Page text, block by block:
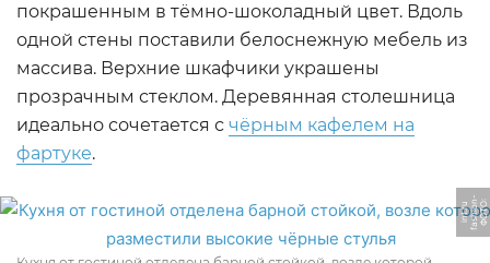
покрашенным в тёмно-шоколадный цвет. Вдоль
одной стены поставили белоснежную мебель из
массива. Верхние шкафчики украшены
прозрачным стеклом. Деревянная столешница
идеально сочетается с чёрным кафелем на
фартуке.
Ф
О
Т
О:
f
a
s
hi
o
n
-i
n
t.
r
u